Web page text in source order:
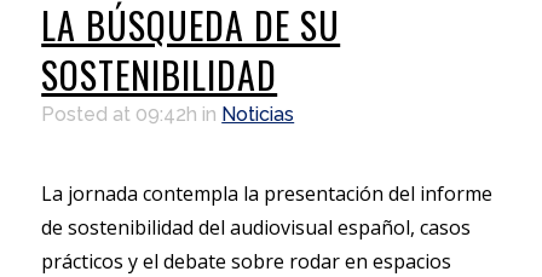
LA BÚSQUEDA DE SU
SOSTENIBILIDAD
Posted at 09:42h in Noticias
La jornada contempla la presentación del informe
de sostenibilidad del audiovisual español, casos
prácticos y el debate sobre rodar en espacios